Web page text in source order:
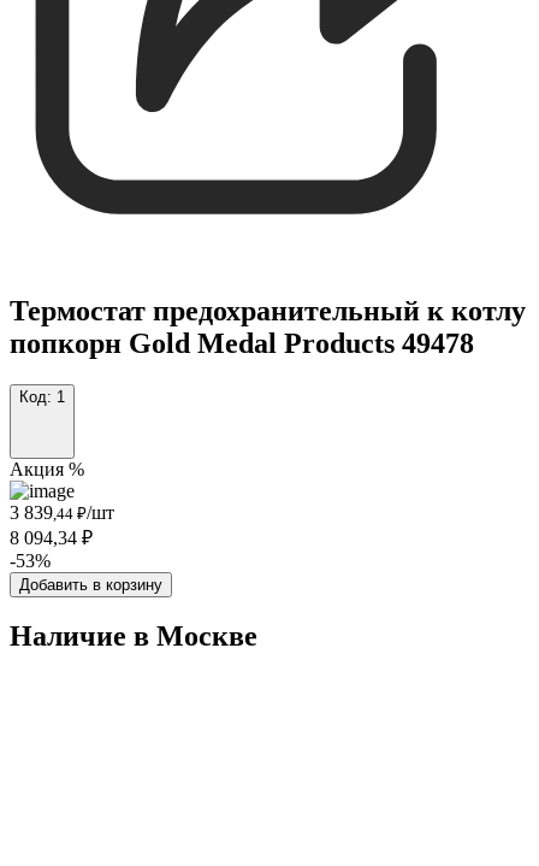
Термостат предохранительный к котлу
попкорн Gold Medal Products 49478
Код: 1
Акция %
3 839 ,44 ₽/шт
8 094,34 ₽
-53%
Добавить в корзину
Наличие в Москвe